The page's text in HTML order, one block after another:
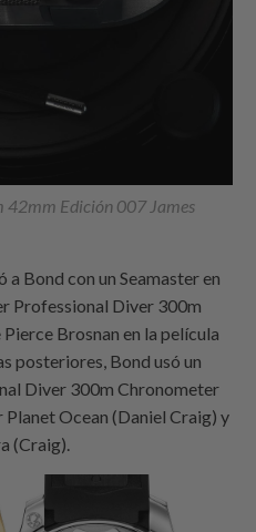
42mm Edición 007 James
Bond con un Seamaster en
Professional Diver 300m
Brosnan en la película
posteriores, Bond usó un
Diver 300m Chronometer
Planet Ocean (Daniel Craig) y
(Craig).